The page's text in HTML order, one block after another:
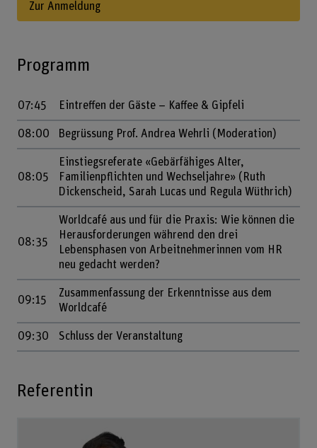
Zur Anmeldung
Programm
07:45 Eintreffen der Gäste – Kaffee & Gipfeli
08:00 Begrüssung Prof. Andrea Wehrli (Moderation)
08:05
Einstiegsreferate «Gebärfähiges Alter,
Familienpflichten und Wechseljahre» (Ruth
Dickenscheid, Sarah Lucas und Regula Wüthrich)
08:35
Worldcafé aus und für die Praxis: Wie können die
Herausforderungen während den drei
Lebensphasen von Arbeitnehmerinnen vom HR
neu gedacht werden?
09:15
Zusammenfassung der Erkenntnisse aus dem
Worldcafé
09:30 Schluss der Veranstaltung
Referentin